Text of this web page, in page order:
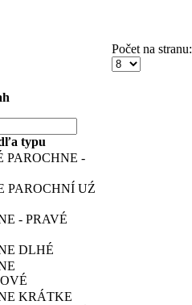
typu
PAROCHNE -
PAROCHNÍ UŹ
- PRAVÉ
DLHÉ
KRÁTKE
Počet na stranu: